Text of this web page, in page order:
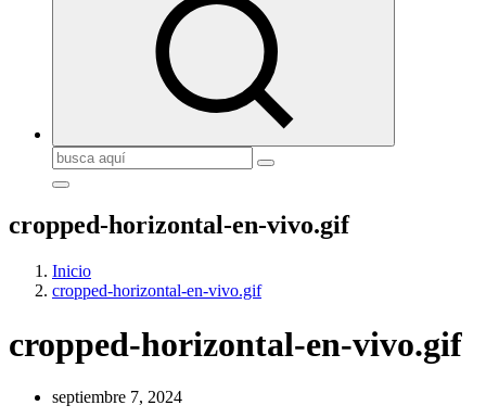
Buscar:
cropped-horizontal-en-vivo.gif
Inicio
cropped-horizontal-en-vivo.gif
cropped-horizontal-en-vivo.gif
septiembre 7, 2024